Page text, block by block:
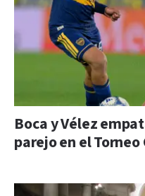
Boca y Vélez
parejo en el Torneo